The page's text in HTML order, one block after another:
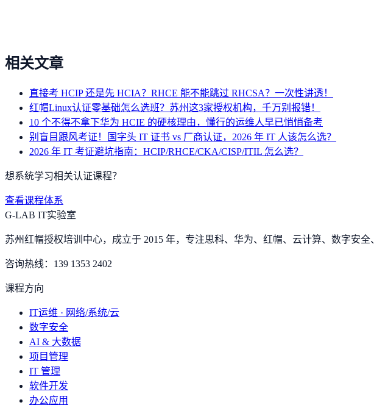
相关文章
直接考 HCIP 还是先 HCIA？RHCE 能不能跳过 RHCSA？一次性讲透！
红帽Linux认证零基础怎么选班？苏州这3家授权机构，千万别报错！
10 个不得不拿下华为 HCIE 的硬核理由，懂行的运维人早已悄悄备考
别盲目跟风考证！国字头 IT 证书 vs 厂商认证，2026 年 IT 人该怎么选？
2026 年 IT 考证避坑指南：HCIP/RHCE/CKA/CISP/ITIL 怎么选？
想系统学习相关认证课程？
查看课程体系
G-LAB IT实验室
苏州红帽授权培训中心，成立于 2015 年，专注思科、华为、红帽、云计算、数字安
咨询热线： 139 1353 2402
课程方向
IT运维 · 网络/系统/云
数字安全
AI & 大数据
项目管理
IT 管理
软件开发
办公应用